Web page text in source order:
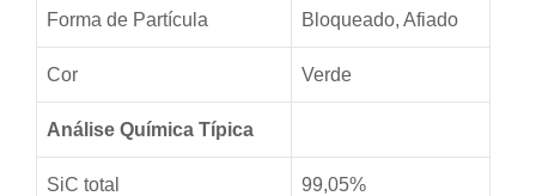
Forma de Partícula Bloqueado, Afiado
Cor Verde
Análise Química Típica
SiC total 99,05%